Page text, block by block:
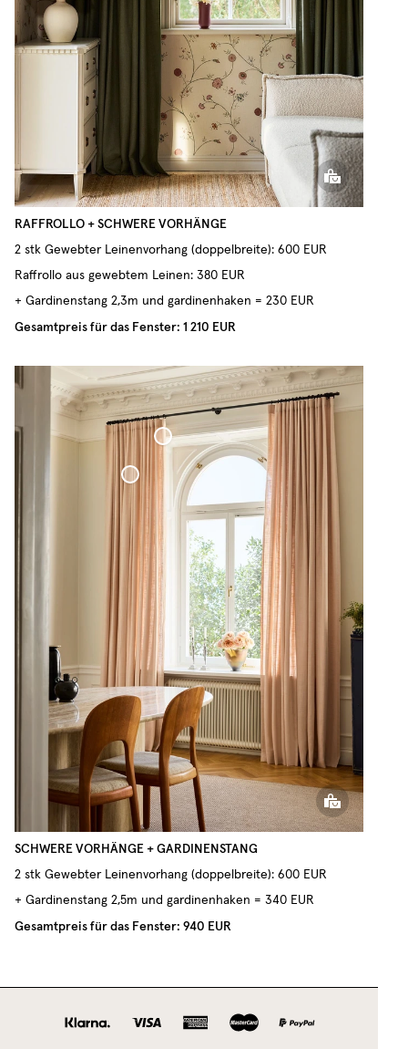
RAFFROLLO + SCHWERE VORHÄNGE
2 stk Gewebter Leinenvorhang (doppelbreite): 600 EUR
Raffrollo aus gewebtem Leinen: 380 EUR
+ Gardinenstang 2,3m und gardinenhaken = 230 EUR
Gesamtpreis für das Fenster: 1 210 EUR
Gewebter Leinenvorhang
Maßgefertigte Gardinenstange Schwarz
SCHWERE VORHÄNGE + GARDINENSTANG
2 stk Gewebter Leinenvorhang (doppelbreite): 600 EUR
+ Gardinenstang 2,5m und gardinenhaken = 340 EUR
Gesamtpreis für das Fenster: 940 EUR